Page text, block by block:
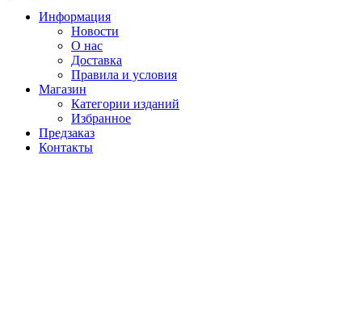
Информация
Новости
О нас
Доставка
Правила и условия
Магазин
Категории изданий
Избранное
Предзаказ
Контакты